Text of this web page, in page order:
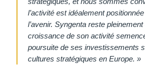
l’activité est idéalement
l’avenir. Syngenta reste
croissance de son activité
poursuite de ses investissements
cultures stratégiques en Europe. »